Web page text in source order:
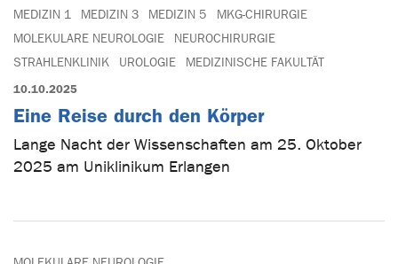
MEDIZIN 1
MEDIZIN 3 MEDIZIN 5
MKG-CHIRURGIE
MOLEKULARE NEUROLOGIE
NEUROCHIRURGIE
STRAHLENKLINIK
UROLOGIE MEDIZINISCHE FAKULTÄT
10.10.2025
Eine Reise durch den Körper
Lange Nacht der Wissenschaften am 25. Oktober
2025 am Uniklinikum Erlangen